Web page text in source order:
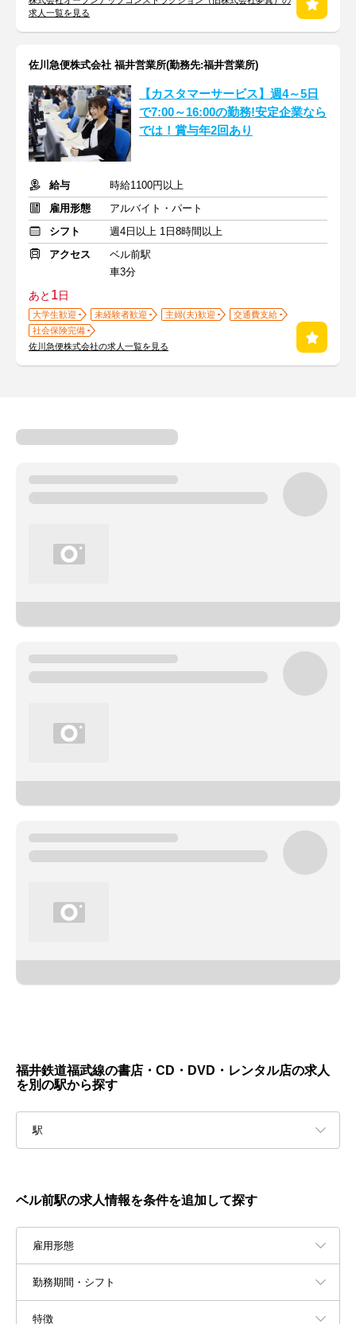
求人一覧を見る
佐川急便株式会社 福井営業所(勤務先:福井営業所)
【カスタマーサービス】週4～5日
で7:00～16:00の勤務!安定企業なら
では！賞与年2回あり
給与
時給1100円以上
雇用形態
アルバイト・パート
シフト
週4日以上 1日8時間以上
アクセス
ベル前駅
車3分
あと 1日
大学生歓迎 未経験者歓迎 主婦(夫)歓迎
交通費支給
社会保険完備
佐川急便株式会社の求人一覧を見る
福井鉄道福武線の書店・CD・DVD・レンタル店の求人
を別の駅から探す
駅
ベル前駅の求人情報を条件を追加して探す
雇用形態
勤務期間・シフト
特徴